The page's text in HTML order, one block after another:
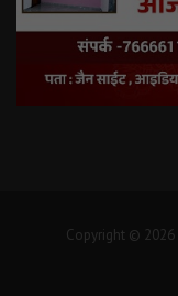
Copyright © 2026